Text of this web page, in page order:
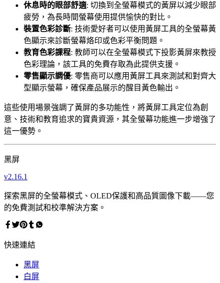
休息時的眼部舒適: 切換到全螢幕模式的黃屏以減少眼部
疲勞，為長時間螢幕使用提供愉快的對比。
裝置色彩診斷: 技術愛好者可以使用黃屏工具的全螢幕黃
色顯示來診斷螢幕烙印或色彩平衡問題。
教育色彩課程: 教師可以在全螢幕模式下投影黃屏來教授
色彩理論，該工具的免費存取為此提供支援。
零售顯示調優: 零售商可以應用黃屏工具來測試和對齊大
型顯示螢幕，確保產品展示的醒目黃色輸出。
這些使用場景強調了黃屏的多功能性，將黃屏工具定位為創
意、技術和教育追求的寶貴資源，其全螢幕功能進一步增強了
這一優勢。
黑屏
v2.16.1
探索黑屏的全螢幕模式、OLED保護和高品質圖像下載——您
的免費測試和校準解決方案。
快速連結
黑屏
白屏